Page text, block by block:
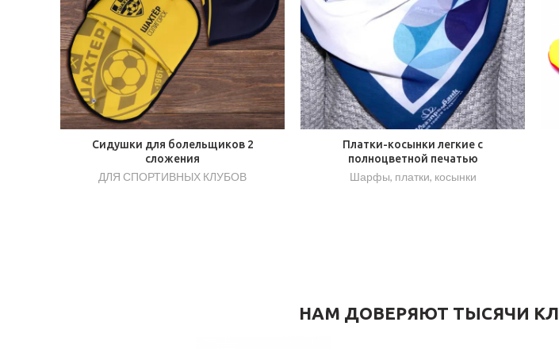
Сидушки для болельщиков 2
сложения
ДЛЯ СПОРТИВНЫХ КЛУБОВ
Платки-косынки легкие с
полноцветной печатью
Шарфы, платки, косынки
НАМ ДОВЕРЯЮТ ТЫСЯЧИ